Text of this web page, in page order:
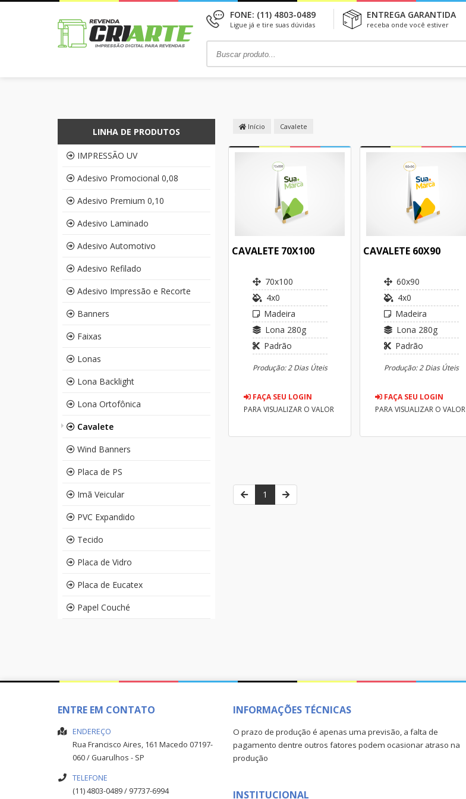
FONE: (11) 4803-0489
Ligue já e tire suas dúvidas
ENTREGA GARANTIDA
receba onde você estiver
LINHA DE PRODUTOS
IMPRESSÃO UV
Adesivo Promocional 0,08
Adesivo Premium 0,10
Adesivo Laminado
Adesivo Automotivo
Adesivo Refilado
Adesivo Impressão e Recorte
Banners
Faixas
Lonas
Lona Backlight
Lona Ortofônica
Cavalete
Wind Banners
Placa de PS
Imã Veicular
PVC Expandido
Tecido
Placa de Vidro
Placa de Eucatex
Papel Couché
Início Cavalete
CAVALETE 70X100
70x100
4x0
Madeira
Lona 280g
Padrão
Produção: 2 Dias Úteis
FAÇA SEU LOGIN
PARA VISUALIZAR O VALOR
CAVALETE 60X90
60x90
4x0
Madeira
Lona 280g
Padrão
Produção: 2 Dias Úteis
FAÇA SEU LOGIN
PARA VISUALIZAR O VALOR
1
ENTRE EM CONTATO
ENDEREÇO
Rua Francisco Aires, 161 Macedo 07197-
060/ Guarulhos - SP
TELEFONE
(11) 4803-0489 / 97737-6994
INFORMAÇÕES TÉCNICAS
O prazo de produção é apenas uma previsão, a falta de
pagamento dentre outros fatores podem ocasionar atraso na
produção
INSTITUCIONAL